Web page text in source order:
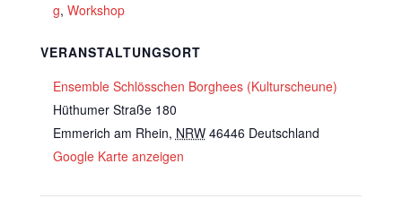
g, Workshop
VERANSTALTUNGSORT
Ensemble Schlösschen Borghees (Kulturscheune)
Hüthumer Straße 180
Emmerich am Rhein, NRW 46446 Deutschland
Google Karte anzeigen